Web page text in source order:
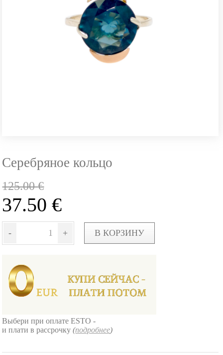
Серебряное кольцо
125.00€
37.50€
- + В КОРЗИНУ
Выбери при оплате ESTO -
и плати в рассрочку(подробнее)